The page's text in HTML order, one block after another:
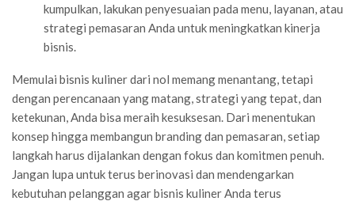
kumpulkan, lakukan penyesuaian pada menu, layanan, atau
strategi pemasaran Anda untuk meningkatkan kinerja
bisnis.
Memulai bisnis kuliner dari nol memang menantang, tetapi
dengan perencanaan yang matang, strategi yang tepat, dan
ketekunan, Anda bisa meraih kesuksesan. Dari menentukan
konsep hingga membangun branding dan pemasaran, setiap
langkah harus dijalankan dengan fokus dan komitmen penuh.
Jangan lupa untuk terus berinovasi dan mendengarkan
kebutuhan pelanggan agar bisnis kuliner Anda terus